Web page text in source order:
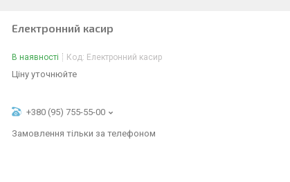
Електронний касир
В наявності Код: Електронний касир
Ціну уточнюйте
+380 (95) 755-55-00
Замовлення тільки за телефоном